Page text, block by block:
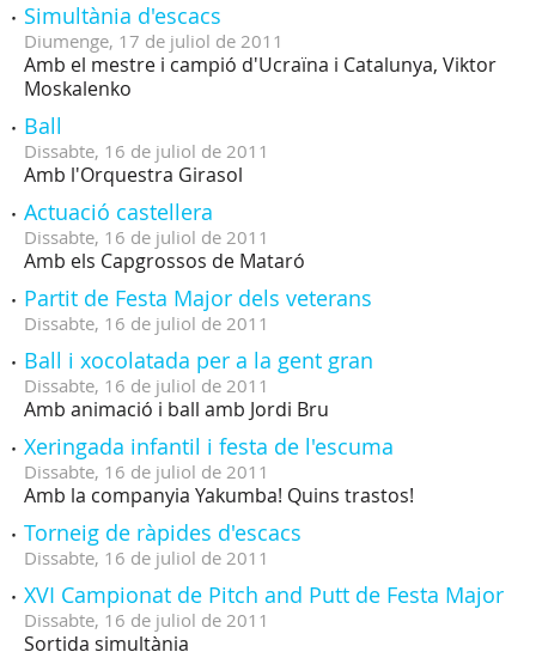
Simultània d'escacs
Diumenge, 17 de juliol de 2011
Amb el mestre i campió d'Ucraïna i Catalunya, Viktor
Moskalenko
Ball
Dissabte, 16 de juliol de 2011
Amb l'Orquestra Girasol
Actuació castellera
Dissabte, 16 de juliol de 2011
Amb els Capgrossos de Mataró
Partit de Festa Major dels veterans
Dissabte, 16 de juliol de 2011
Ball i xocolatada per a la gent gran
Dissabte, 16 de juliol de 2011
Amb animació i ball amb Jordi Bru
Xeringada infantil i festa de l'escuma
Dissabte, 16 de juliol de 2011
Amb la companyia Yakumba! Quins trastos!
Torneig de ràpides d'escacs
Dissabte, 16 de juliol de 2011
XVI Campionat de Pitch and Putt de Festa Major
Dissabte, 16 de juliol de 2011
Sortida simultània